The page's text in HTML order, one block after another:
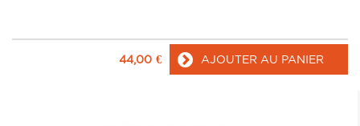
44,00 € AJOUTER AU PANIER